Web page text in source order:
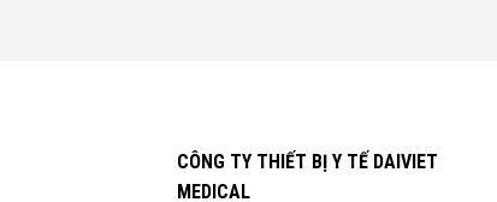
CÔNG TY THIẾT BỊ Y TẾ DAIVIET
MEDICAL